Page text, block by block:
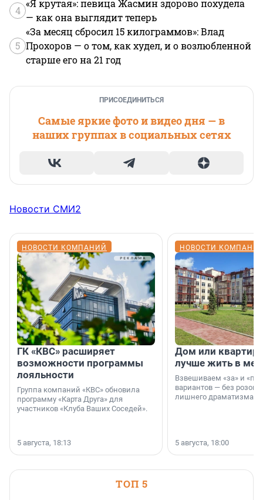
4
«Я крутая»: певица Жасмин здорово похудела
— как она выглядит теперь
5
«За месяц сбросил 15 килограммов»: Влад
Прохоров — о том, как худел, и о возлюбленной
старше его на 21 год
ПРИСОЕДИНИТЬСЯ
Самые яркие фото и видео дня — в
наших группах в социальных сетях
Новости СМИ2
НОВОСТИ КОМПАНИЙ
ГК «КВС» расширяет
возможности программы
лояльности
Группа компаний «КВС» обновила
программу «Карта Друга» для
участников «Клуба Ваших Соседей».
5 августа, 18:13
НОВОСТИ
Дом или
лучше жить в
Взвешиваем «за» и
вариантов — без
лишнего драматизма.
5 августа, 18:00
ТОП 5